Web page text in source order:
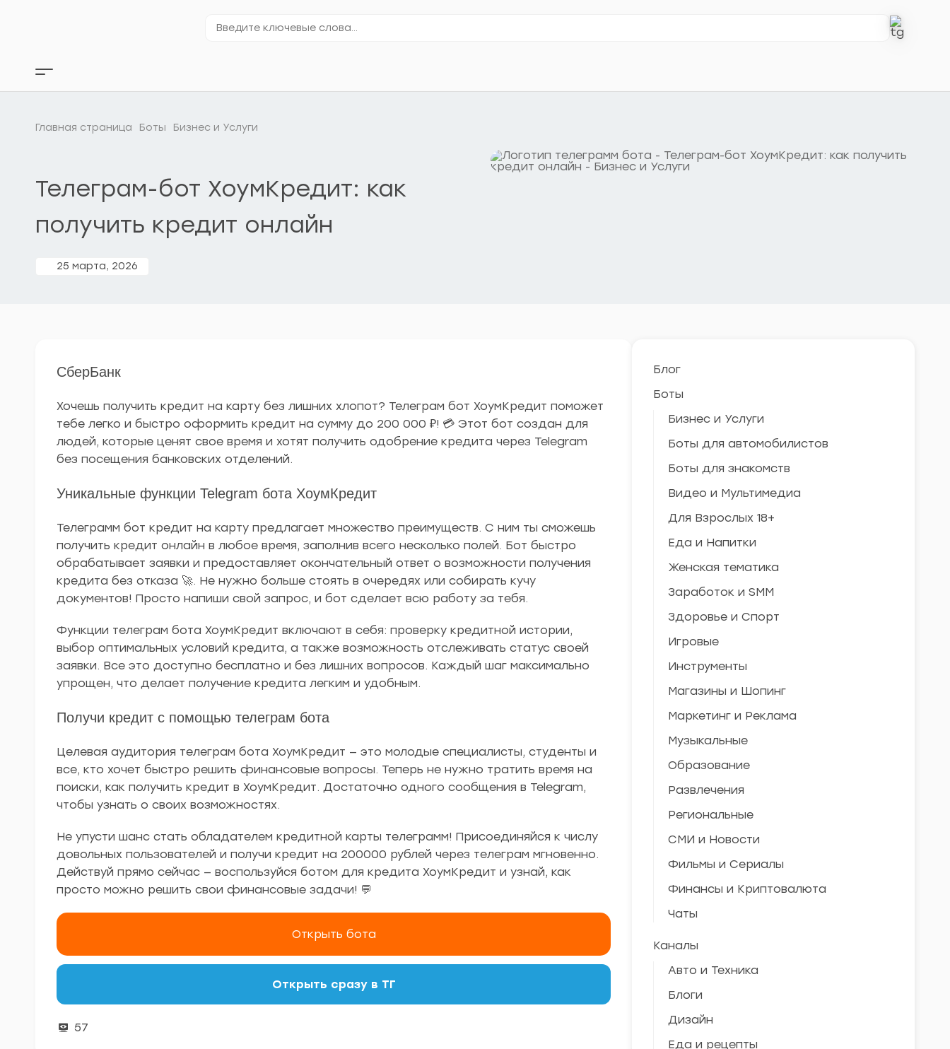
ключевые
Кнопка
бокового
Главная страница Боты Бизнес и Услуги
Телеграм-бот ХоумКредит: как
получить кредит онлайн
25 марта, 2026
СберБанк
Хочешь получить кредит на карту без лишних хлопот? Телеграм бот ХоумКредит поможет
тебе легко и быстро оформить кредит на сумму до 200 000 ₽! 💳 Этот бот создан для
людей, которые ценят свое время и хотят получить одобрение кредита через Telegram
без посещения банковских отделений.
Уникальные функции Telegram бота ХоумКредит
Телеграмм бот кредит на карту предлагает множество преимуществ. С ним ты сможешь
получить кредит онлайн в любое время, заполнив всего несколько полей. Бот быстро
обрабатывает заявки и предоставляет окончательный ответ о возможности получения
кредита без отказа 🚀. Не нужно больше стоять в очередях или собирать кучу
документов! Просто напиши свой запрос, и бот сделает всю работу за тебя.
Функции телеграм бота ХоумКредит включают в себя: проверку кредитной истории,
выбор оптимальных условий кредита, а также возможность отслеживать статус своей
заявки. Все это доступно бесплатно и без лишних вопросов. Каждый шаг максимально
упрощен, что делает получение кредита легким и удобным.
Получи кредит с помощью телеграм бота
Целевая аудитория телеграм бота ХоумКредит — это молодые специалисты, студенты и
все, кто хочет быстро решить финансовые вопросы. Теперь не нужно тратить время на
поиски, как получить кредит в ХоумКредит. Достаточно одного сообщения в Telegram,
чтобы узнать о своих возможностях.
Не упусти шанс стать обладателем кредитной карты телеграмм! Присоединяйся к числу
довольных пользователей и получи кредит на 200000 рублей через телеграм мгновенно.
Действуй прямо сейчас — воспользуйся ботом для кредита ХоумКредит и узнай, как
просто можно решить свои финансовые задачи! 💬
Открыть бота
Открыть сразу в ТГ
57
Блог
Боты
Бизнес и Услуги
Боты для автомобилистов
Боты для знакомств
Видео и Мультимедиа
Для Взрослых 18+
Еда и Напитки
Женская тематика
Заработок и SMM
Здоровье и Спорт
Игровые
Инструменты
Магазины и Шопинг
Маркетинг и Реклама
Музыкальные
Образование
Развлечения
Региональные
СМИ и Новости
Фильмы и Сериалы
Финансы и Криптовалюта
Чаты
Каналы
Авто и Техника
Блоги
Дизайн
Еда и рецепты